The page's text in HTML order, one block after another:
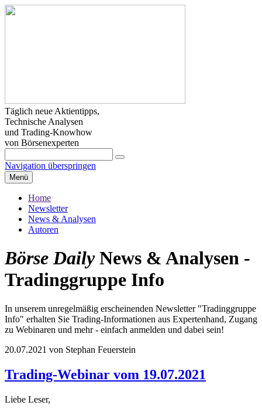
Täglich neue Aktientipps,
Technische Analysen
und Trading-Knowhow
von Börsenexperten
Navigation überspringen
Menü
Home
Newsletter
News & Analysen
Autoren
Börse DailyNews & Analysen -
Tradinggruppe Info
In unserem unregelmäßig erscheinenden Newsletter "Tradinggruppe
Info" erhalten Sie Trading-Informationen aus Expertenhand, Zugang
zu Webinaren und mehr - einfach anmelden und dabei sein!
20.07.2021 von Stephan Feuerstein
Trading-Webinar vom 19.07.2021
Liebe Leser,